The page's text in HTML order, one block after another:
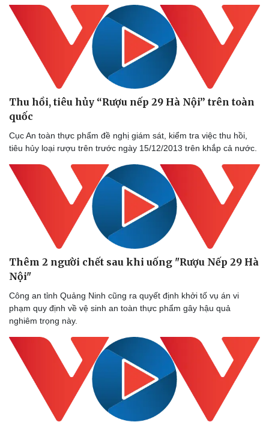
Doanh nghiệp
Thông tin doanh nghiệp
Doanh nghiệp 24h
Doanh nhân
Vì cộng đồng
Công nghệ
Sành điệu
Tin Công nghệ
Trải nghiệm
Chuyển đổi số
Thu hồi, tiêu hủy “Rượu nếp 29 Hà Nội” trên toàn
quốc
Cục An toàn thực phẩm đề nghị giám sát, kiểm tra việc thu hồi,
tiêu hủy loại rượu trên trước ngày 15/12/2013 trên khắp cả nước.
Thêm 2 người chết sau khi uống "Rượu Nếp 29 Hà
Nội"
Công an tỉnh Quảng Ninh cũng ra quyết định khởi tố vụ án vi
phạm quy định về vệ sinh an toàn thực phẩm gây hậu quả
nghiêm trọng này.